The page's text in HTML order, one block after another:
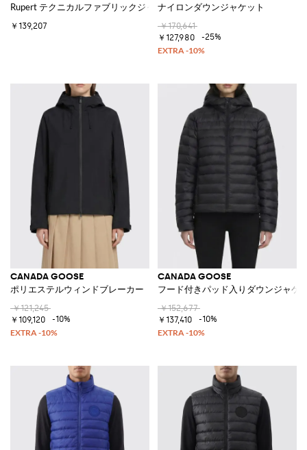
Rupert テクニカルファブリックジャケット
￥139,207
ナイロンダウンジャケット
￥170,641
￥127,980
-25%
CANADA GOOSE
ポリエステルウィンドブレーカー
￥121,245
￥109,120
-10%
CANADA GOOSE
フード付きパッド入りダウンジャケ
￥152,677
￥137,410
-10%